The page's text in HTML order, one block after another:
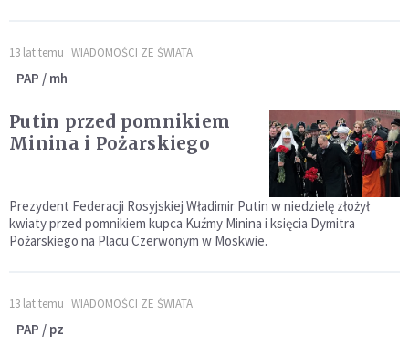
13 lat temu WIADOMOŚCI ZE ŚWIATA
PAP / mh
Putin przed pomnikiem
Minina i Pożarskiego
Prezydent Federacji Rosyjskiej Władimir Putin w niedzielę złożył
kwiaty przed pomnikiem kupca Kuźmy Minina i księcia Dymitra
Pożarskiego na Placu Czerwonym w Moskwie.
13 lat temu WIADOMOŚCI ZE ŚWIATA
PAP / pz